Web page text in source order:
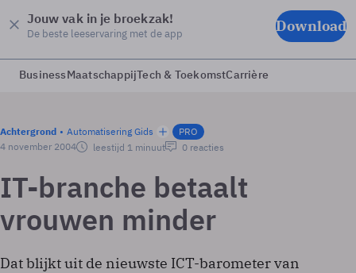
Jouw vak in je broekzak!
De beste leeservaring met de app Download
BusinessMaatschappijTech & ToekomstCarrière
Achtergrond Automatisering Gids
PRO
4 november 2004
leestijd 1 minuut 0 reacties
IT-branche betaalt
vrouwen minder
Dat blijkt uit de nieuwste ICT-barometer van